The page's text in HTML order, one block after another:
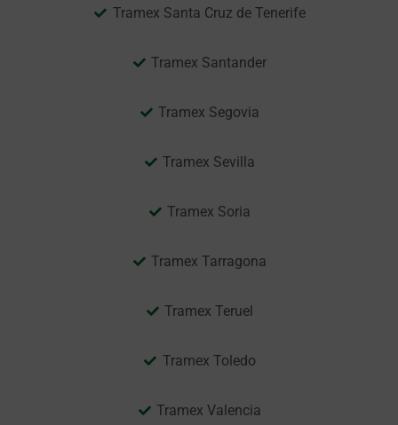
Tramex Santa Cruz de Tenerife
Tramex Santander
Tramex Segovia
Tramex Sevilla
Tramex Soria
Tramex Tarragona
Tramex Teruel
Tramex Toledo
Tramex Valencia